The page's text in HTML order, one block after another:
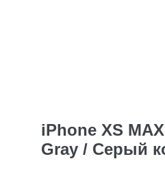
iPhone XS
Gray / Серый